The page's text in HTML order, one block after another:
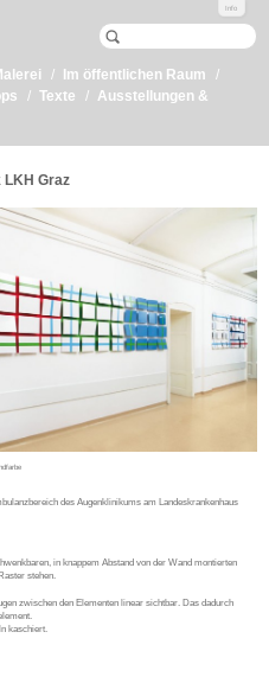
Info
Im öffentlichen Raum
Texte
Ausstellungen &
LKH Graz
des Augenklinikums am Landeskrankenhaus
in knappem Abstand von der Wand montierten
stehen.
zwischen den Elementen linear sichtbar. Das dadurch
kaschiert.